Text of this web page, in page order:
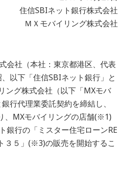
住信SBIネット銀行株式会社
ＭＸモバイリング株式会社
会社（本社：東京都港区、代表
以下「住信SBIネット銀行」と
ング株式会社（以下「MXモバ
行代理業委託契約を締結し、
、MXモバイリングの店舗(※1)
銀行の「ミスター住宅ローンRE
３５」(※3)の販売を開始するこ